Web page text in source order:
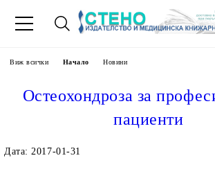
Виж всички Начало Новини
Остеохондроза за
пациенти
Дата: 2017-01-31